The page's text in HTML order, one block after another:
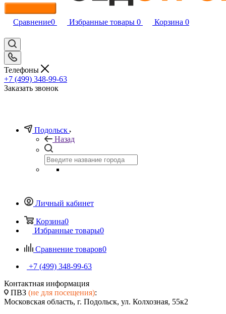
Сравнение0 Избранные товары 0 Корзина 0
Телефоны
+7 (499) 348-99-63
Заказать звонок
Подольск
Назад
Личный кабинет
Корзина0
Избранные товары0
Сравнение товаров0
+7 (499) 348-99-63
Контактная информация
ПВЗ (не для посещения):
Московская область, г. Подольск, ул. Колхозная, 55к2